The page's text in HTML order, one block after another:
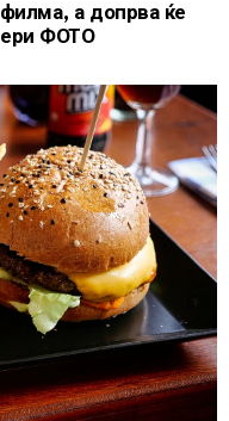
а допрва ќе
ФОТО